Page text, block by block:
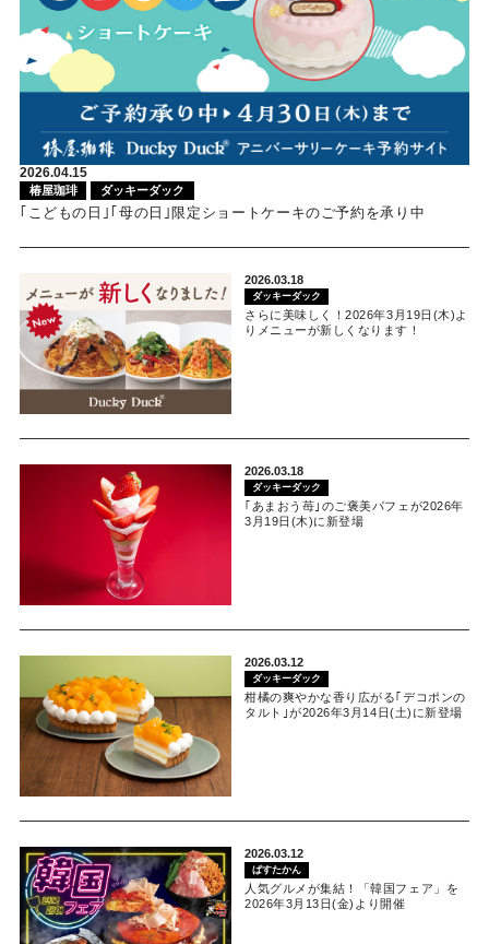
2026.04.15
椿屋珈琲 ダッキーダック
｢こどもの日｣｢母の日｣限定ショートケーキのご予約を承り中
2026.03.18
ダッキーダック
さらに美味しく！2026年3月19日(木)よ
りメニューが新しくなります！
2026.03.18
ダッキーダック
｢あまおう苺｣のご褒美パフェが2026年
3月19日(木)に新登場
2026.03.12
ダッキーダック
柑橘の爽やかな香り広がる｢デコポンの
タルト｣が2026年3月14日(土)に新登場
2026.03.12
ぱすたかん
人気グルメが集結！「韓国フェア」を
2026年3月13日(金)より開催